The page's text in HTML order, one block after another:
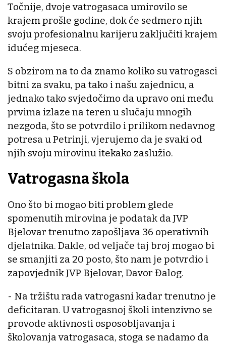
Točnije, dvoje vatrogasaca umirovilo se
krajem prošle godine, dok će sedmero njih
svoju profesionalnu karijeru zaključiti krajem
idućeg mjeseca.
S obzirom na to da znamo koliko su vatrogasci
bitni za svaku, pa tako i našu zajednicu, a
jednako tako svjedočimo da upravo oni među
prvima izlaze na teren u slučaju mnogih
nezgoda, što se potvrdilo i prilikom nedavnog
potresa u Petrinji, vjerujemo da je svaki od
njih svoju mirovinu itekako zaslužio.
Vatrogasna škola
Ono što bi mogao biti problem glede
spomenutih mirovina je podatak da JVP
Bjelovar trenutno zapošljava 36 operativnih
djelatnika. Dakle, od veljače taj broj mogao bi
se smanjiti za 20 posto, što nam je potvrdio i
zapovjednik JVP Bjelovar, Davor Đalog.
- Na tržištu rada vatrogasni kadar trenutno je
deficitaran. U vatrogasnoj školi intenzivno se
provode aktivnosti osposobljavanja i
školovanja vatrogasaca, stoga se nadamo da